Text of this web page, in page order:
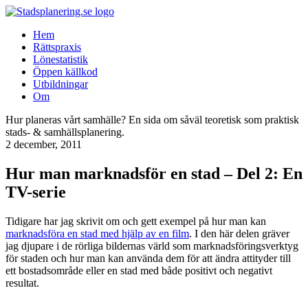
Hem
Rättspraxis
Lönestatistik
Öppen källkod
Utbildningar
Om
Hur planeras vårt samhälle? En sida om såväl teoretisk som praktisk
stads- & samhällsplanering.
2 december, 2011
Hur man marknadsför en stad – Del 2: En
TV-serie
Tidigare har jag skrivit om och gett exempel på hur man kan
marknadsföra en stad med hjälp av en film. I den här delen gräver
jag djupare i de rörliga bildernas värld som marknadsföringsverktyg
för staden och hur man kan använda dem för att ändra attityder till
ett bostadsområde eller en stad med både positivt och negativt
resultat.